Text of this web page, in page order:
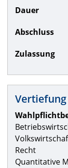
Dauer
Abschluss
Zulassung
Recht
Quantitative